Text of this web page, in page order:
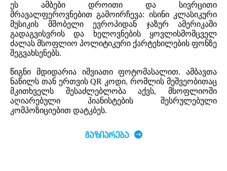
ეს ამბები დროითი და სივრცითი
მრავალფეროვნებით გამოირჩევა: ისინი კლასიკური
მუსიკის მშობელი ევროპიდან ჯაზურ ამერიკაში
გადაგვისვრის და ხელოვნების ყოვლისმომცველ
ძალას მსოფლიო პოლიტიკური ქარტეხილების ფონზე
შეგვახსენებს.
წიგნი მდიდარია იშვიათი ფოტომასალით. ამბავთა
ნაწილს თან ერთვის QR კოდი, რომლის მეშვეობითაც
მკითხველს შესაძლებლობა აქვს, მსოფლიოში
აღიარებული პიანისტების შესრულებული
კომპოზიციებით დატკბეს.
ᲒᲐᲖᲘᲐᲠᲔᲑᲐ